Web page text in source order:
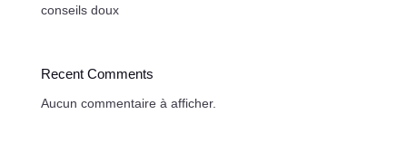
conseils doux
Recent Comments
Aucun commentaire à afficher.